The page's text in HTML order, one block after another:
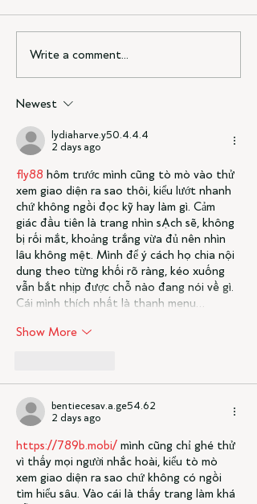
Write a comment...
Newest
lydiaharve.y50.4.4.4
2 days ago
fly88 hôm trước mình cũng tò mò vào thử
xem giao diện ra sao thôi, kiểu lướt nhanh
chứ không ngồi đọc kỹ hay làm gì. Cảm
giác đầu tiên là trang nhìn sạch sẽ, không
bị rối mắt, khoảng trắng vừa đủ nên nhìn
lâu không mệt. Mình để ý cách họ chia nội
dung theo từng khối rõ ràng, kéo xuống
vẫn bắt nhịp được chỗ nào đang nói về gì.
Cái mình thích nhất là thanh menu…
Show More
bentiecesav.a.ge54.62
2 days ago
https://789b.mobi/ mình cũng chỉ ghé thử
vì thấy mọi người nhắc hoài, kiểu tò mò
xem giao diện ra sao chứ không có ngồi
tìm hiểu sâu. Vào cái là thấy trang làm khá